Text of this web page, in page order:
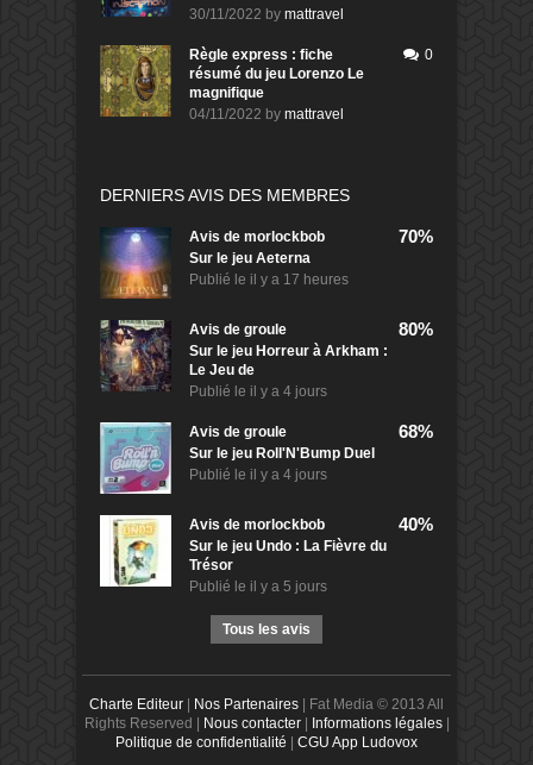
30/11/2022 by mattravel
Règle express : fiche
résumé du jeu Lorenzo Le
magnifique
04/11/2022 by mattravel
0
DERNIERS AVIS DES MEMBRES
Avis de morlockbob
Sur le jeu Aeterna
Publié le il y a 17 heures
70%
Avis de groule
Sur le jeu Horreur à Arkham :
Le Jeu de
Publié le il y a 4 jours
80%
Avis de groule
Sur le jeu Roll'N'Bump Duel
Publié le il y a 4 jours
68%
Avis de morlockbob
Sur le jeu Undo : La Fièvre du
Trésor
Publié le il y a 5 jours
40%
Tous les avis
Charte Editeur | Nos Partenaires | Fat Media © 2013 All
Rights Reserved | Nous contacter| Informations légales|
Politique de confidentialité | CGU App Ludovox